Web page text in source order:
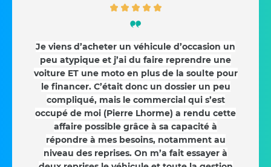
Je viens d’acheter un véhicule d’occasion un
peu atypique et j’ai du faire reprendre une
voiture ET une moto en plus de la soulte pour
le financer. C’était donc un dossier un peu
compliqué, mais le commercial qui s’est
occupé de moi (Pierre Lhorme) a rendu cette
affaire possible grâce à sa capacité à
répondre à mes besoins, notamment au
niveau des reprises. On m’a fait essayer à